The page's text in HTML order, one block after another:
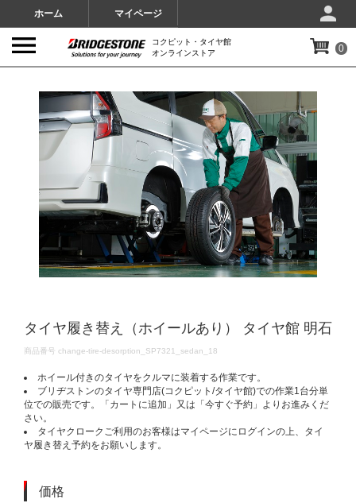
ホーム マイページ
コクピット・タイヤ館
オンラインストア
0
タイヤ履き替え（ホイールあり） タイヤ館 明石
DETAILS
商品番号 change-tire-desorption_SP7321_sedan_18
ホイール付きのタイヤをクルマに装着する作業です。
ブリヂストンのタイヤ専門店(コクピット/タイヤ館)での作業1台分単
位での販売です。「カートに追加」又は「今すぐ予約」よりお進みくだ
さい。
タイヤクロークご利用のお客様はマイページにログインの上、タイ
ヤ履き替え予約をお願いします。
価格